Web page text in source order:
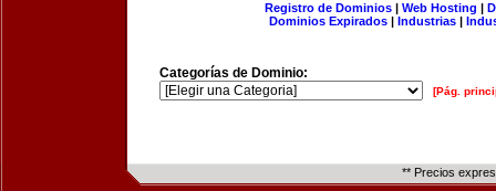
Registro de Dominios| Web Hosting |
Dominios Expirados | Industrias |
Categorías de Dominio:
[Pág.
** Precios